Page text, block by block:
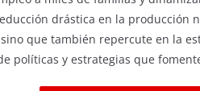
drástica en la producción
que también repercute en la
políticas y estrategias que